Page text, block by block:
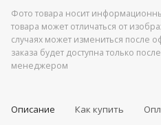
Фото товара носит
товара может отличаться от
случаях может измениться после
заказа будет доступна только
менеджером
Описание Как купить